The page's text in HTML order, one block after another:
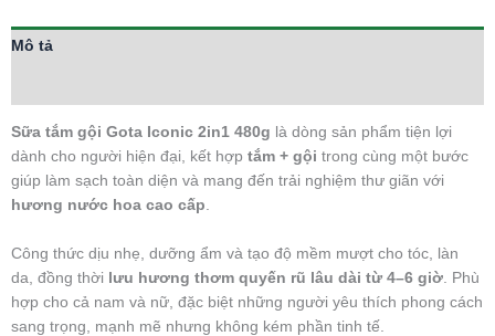
Mô tả
Sữa tắm gội Gota Iconic 2in1 480g là dòng sản phẩm tiện lợi
dành cho người hiện đại, kết hợp tắm + gội trong cùng một bước
giúp làm sạch toàn diện và mang đến trải nghiệm thư giãn với
hương nước hoa cao cấp
Công thức dịu nhẹ, dưỡng ẩm và tạo độ mềm mượt cho tóc, làn
da, đồng thời lưu hương thơm quyến rũ lâu dài từ 4–6 giờ . Phù
hợp cho cả nam và nữ, đặc biệt những người yêu thích phong cách
sang trọng, mạnh mẽ nhưng không kém phần tinh tế.